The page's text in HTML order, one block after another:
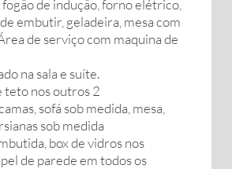
de indução, forno elétrico,
embutir, geladeira, mesa com
de serviço com maquina de
na sala e suíte.
teto nos outros 2
sofá sob medida, mesa,
sob medida
box de vidros nos
de parede em todos os